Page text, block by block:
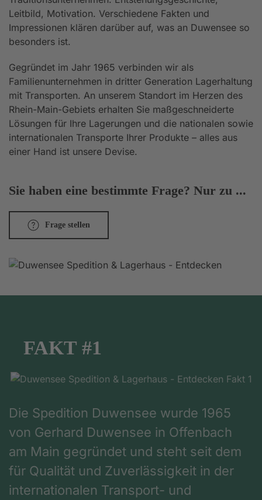
Leitbild, Motivation. Verschiedene Fakten und
Impressionen klären darüber auf, was an Duwensee so
besonders ist.
Gegründet im Jahr 1965 verbinden wir als
Familienunternehmen in dritter Generation Lagerhaltung
mit Transporten. An unserem Standort im Herzen des
Rhein-Main-Gebiets erhalten Sie maßgeschneiderte
Lösungen für Ihre Lagerungen und die nationalen sowie
internationalen Transporte Ihrer Produkte – alles aus
einer Hand ist unsere Devise.
Sie haben eine bestimmte Frage? Nur zu ...
Frage stellen
FAKT #1
Die Spedition Duwensee wurde 1965
von Gerhard Duwensee in Offenbach
am Main gegründet und steht seit dem
für Qualität und Zuverlässigkeit in der
internationalen Transport- und